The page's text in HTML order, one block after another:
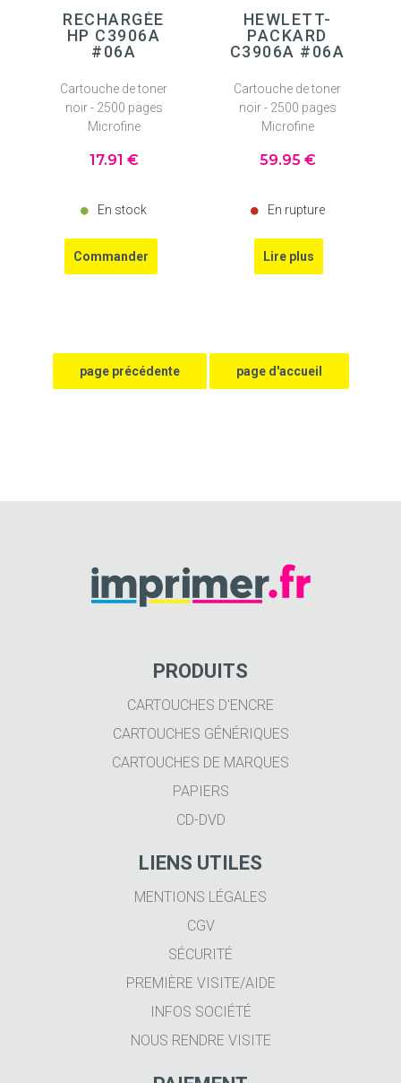
RECHARGÉE
HP C3906A
#06A
Cartouche de toner
noir - 2500 pages
Microfine
17.91 €
En stock
HEWLETT-
PACKARD
C3906A #06A
Cartouche de toner
noir - 2500 pages
Microfine
59.95 €
En rupture
PRODUITS
CARTOUCHES D'ENCRE
CARTOUCHES GÉNÉRIQUES
CARTOUCHES DE MARQUES
PAPIERS
CD-DVD
LIENS UTILES
MENTIONS LÉGALES
CGV
SÉCURITÉ
PREMIÈRE VISITE/AIDE
INFOS SOCIÉTÉ
NOUS RENDRE VISITE